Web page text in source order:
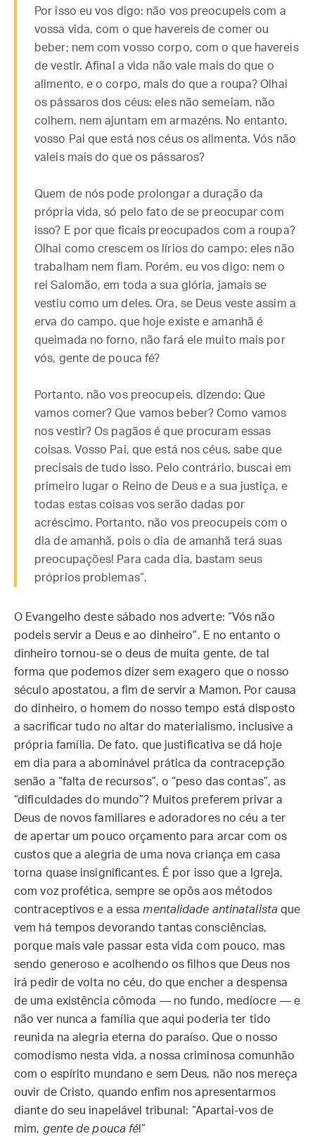
Por isso eu vos digo: não vos preocupeis com a
vossa vida, com o que havereis de comer ou
beber; nem com vosso corpo, com o que havereis
de vestir. Afinal a vida não vale mais do que o
alimento, e o corpo, mais do que a roupa? Olhai
os pássaros dos céus: eles não semeiam, não
colhem, nem ajuntam em armazéns. No entanto,
vosso Pai que está nos céus os alimenta. Vós não
valeis mais do que os pássaros?
Quem de nós pode prolongar a duração da
própria vida, só pelo fato de se preocupar com
isso? E por que ficais preocupados com a roupa?
Olhai como crescem os lírios do campo: eles não
trabalham nem fiam. Porém, eu vos digo: nem o
rei Salomão, em toda a sua glória, jamais se
vestiu como um deles. Ora, se Deus veste assim a
erva do campo, que hoje existe e amanhã é
queimada no forno, não fará ele muito mais por
vós, gente de pouca fé?
Portanto, não vos preocupeis, dizendo: Que
vamos comer? Que vamos beber? Como vamos
nos vestir? Os pagãos é que procuram essas
coisas. Vosso Pai, que está nos céus, sabe que
precisais de tudo isso. Pelo contrário, buscai em
primeiro lugar o Reino de Deus e a sua justiça, e
todas estas coisas vos serão dadas por
acréscimo. Portanto, não vos preocupeis com o
dia de amanhã, pois o dia de amanhã terá suas
preocupações! Para cada dia, bastam seus
próprios problemas”.
O Evangelho deste sábado nos adverte: “Vós não
podeis servir a Deus e ao dinheiro”. E no entanto o
dinheiro tornou-se o deus de muita gente, de tal
forma que podemos dizer sem exagero que o nosso
século apostatou, a fim de servir a Mamon. Por causa
do dinheiro, o homem do nosso tempo está disposto
a sacrificar tudo no altar do materialismo, inclusive a
própria família. De fato, que justificativa se dá hoje
em dia para a abominável prática da contracepção
senão a “falta de recursos”, o “peso das contas”, as
“dificuldades do mundo”? Muitos preferem privar a
Deus de novos familiares e adoradores no céu a ter
de apertar um pouco orçamento para arcar com os
custos que a alegria de uma nova criança em casa
torna quase insignificantes. É por isso que a Igreja,
com voz profética, sempre se opôs aos métodos
contraceptivos e a essamentalidade antinatalistaque
vem há tempos devorando tantas consciências,
porque mais vale passar esta vida com pouco, mas
sendo generoso e acolhendo os filhos que Deus nos
irá pedir de volta no céu, do que encher a despensa
de uma existência cômoda — no fundo, medíocre — e
não ver nunca a família que aqui poderia ter tido
reunida na alegria eterna do paraíso. Que o nosso
comodismo nesta vida, a nossa criminosa comunhão
com o espírito mundano e sem Deus, não nos mereça
ouvir de Cristo, quando enfim nos apresentarmos
diante do seu inapelável tribunal: “Apartai-vos de
mim, gente de pouca fé!”